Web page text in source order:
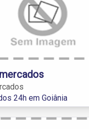
24h em Goiânia